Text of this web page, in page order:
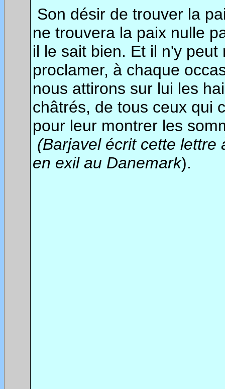
Son désir de trouver la
ne trouvera la paix nulle
il le sait bien. Et il n'y
proclamer, à chaque
nous attirons sur lui les
châtrés, de tous ceux qui
pour leur montrer les
(Barjavel écrit cette lettre
en exil au Danemark).